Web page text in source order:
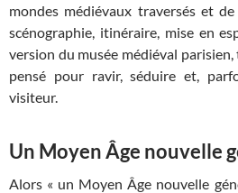
mondes médiévaux traversés et
scénographie, itinéraire, mise en
version du musée médiéval
pensé pour ravir, séduire et,
visiteur.
Un Moyen Âge nouvelle
Alors « un Moyen Âge nouvelle